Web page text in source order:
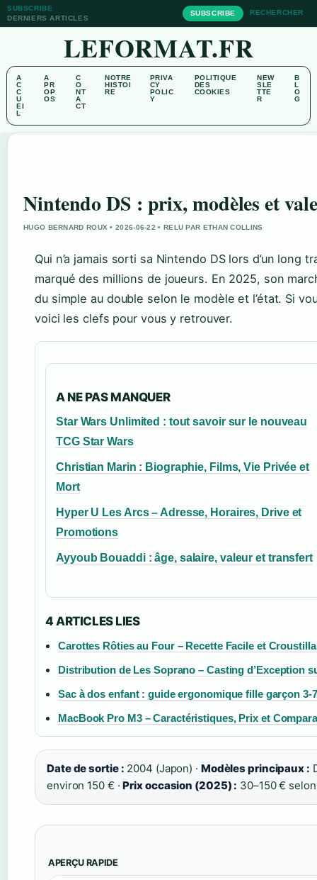
SUBSCRIBE
DERNIERS ARTICLES
SUBSCRIBE RECHERCHER
LEFORMAT.FR
A
C
C
U
EI
L
A
PR
OP
OS
C
O
NT
A
CT
NOTRE
HISTOI
RE
PRIVA
CY
POLIC
Y
POLITIQUE
DES
COOKIES
NEW
SLE
TTE
R
B
L
O
G
Nintendo DS : prix, modèles et
HUGO BERNARD ROUX • 2026-06-22 • RELU PAR ETHAN COLLINS
Qui n’a jamais sorti sa Nintendo DS lors d’un
marqué des millions de joueurs. En 2025, son
du simple au double selon le modèle et l’état. Si
voici les clefs pour vous y retrouver.
A NE PAS MANQUER
Star Wars Unlimited : tout savoir sur le nouveau
TCG Star Wars
Christian Marin : Biographie, Films, Vie Privée et
Mort
Hyper U Les Arcs – Adresse, Horaires, Drive et
Promotions
Ayyoub Bouaddi : âge, salaire, valeur et transfert
4 ARTICLES LIES
Carottes Rôties au Four – Recette Facile et
Distribution de Les Soprano – Casting d’Exception
Sac à dos enfant : guide ergonomique fille garçon 3-
MacBook Pro M3 – Caractéristiques, Prix et
Date de sortie : 2004 (Japon) · Modèles principaux :
environ 150 € ·Prix occasion (2025) : 30–150 €
APERÇU RAPIDE